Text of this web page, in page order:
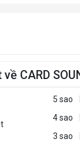
CARD
5 sao
4 sao
3 sao